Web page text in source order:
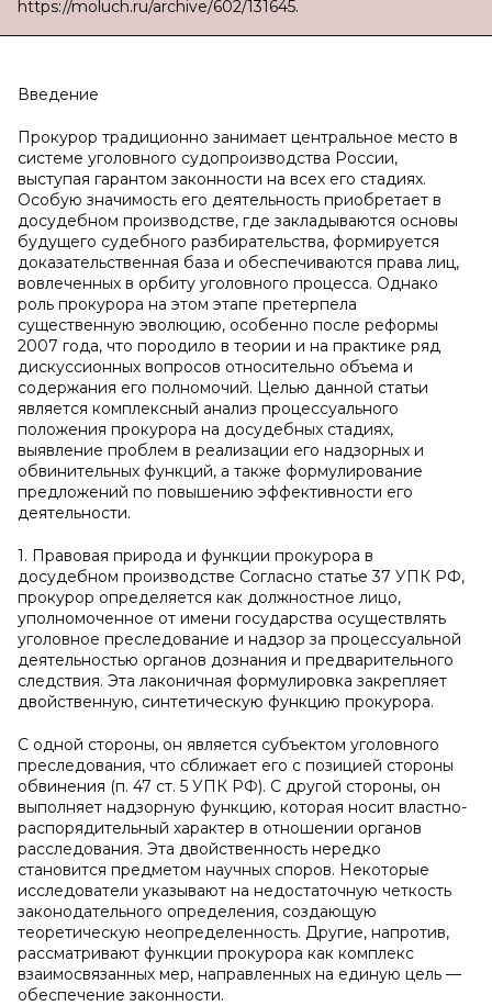
https://moluch.ru/archive/602/131645.
Введение
Прокурор традиционно занимает центральное место в
системе уголовного судопроизводства России,
выступая гарантом законности на всех его стадиях.
Особую значимость его деятельность приобретает в
досудебном производстве, где закладываются основы
будущего судебного разбирательства, формируется
доказательственная база и обеспечиваются права лиц,
вовлеченных в орбиту уголовного процесса. Однако
роль прокурора на этом этапе претерпела
существенную эволюцию, особенно после реформы
2007 года, что породило в теории и на практике ряд
дискуссионных вопросов относительно объема и
содержания его полномочий. Целью данной статьи
является комплексный анализ процессуального
положения прокурора на досудебных стадиях,
выявление проблем в реализации его надзорных и
обвинительных функций, а также формулирование
предложений по повышению эффективности его
деятельности.
1. Правовая природа и функции прокурора в
досудебном производстве Согласно статье 37 УПК РФ,
прокурор определяется как должностное лицо,
уполномоченное от имени государства осуществлять
уголовное преследование и надзор за процессуальной
деятельностью органов дознания и предварительного
следствия. Эта лаконичная формулировка закрепляет
двойственную, синтетическую функцию прокурора.
С одной стороны, он является субъектом уголовного
преследования, что сближает его с позицией стороны
обвинения (п. 47 ст. 5 УПК РФ). С другой стороны, он
выполняет надзорную функцию, которая носит властно-
распорядительный характер в отношении органов
расследования. Эта двойственность нередко
становится предметом научных споров. Некоторые
исследователи указывают на недостаточную четкость
законодательного определения, создающую
теоретическую неопределенность. Другие, напротив,
рассматривают функции прокурора как комплекс
взаимосвязанных мер, направленных на единую цель —
обеспечение законности.